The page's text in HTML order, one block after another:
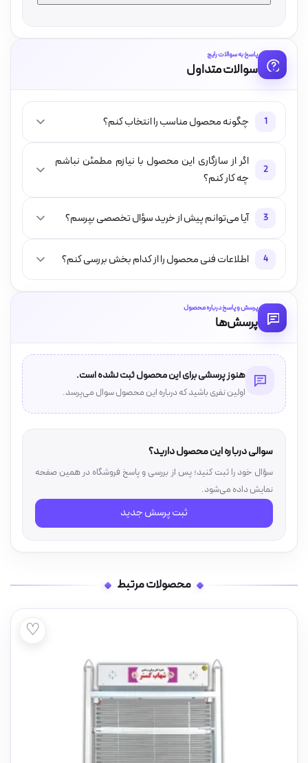
پاسخ به سوالات رایج
سوالات متداول
1 چگونه محصول مناسب را انتخاب کنم؟
2
اگر از سازگاری این محصول با نیازم مطمئن نباشم
چه کار کنم؟
3 آیا می‌توانم پیش از خرید سؤال تخصصی بپرسم؟
4 اطلاعات فنی محصول را از کدام بخش بررسی کنم؟
پرسش و پاسخ درباره محصول
پرسش‌ها
هنوز پرسشی برای این محصول ثبت نشده است.
اولین نفری باشید که درباره این محصول سوال می‌پرسد.
سوالی درباره این محصول دارید؟
سؤال خود را ثبت کنید؛ پس از بررسی و پاسخ فروشگاه در همین صفحه
نمایش داده می‌شود.
ثبت پرسش جدید
محصولات مرتبط
♡